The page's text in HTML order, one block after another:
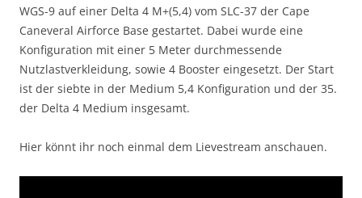
WGS-9 auf einer Delta 4 M+(5,4) vom SLC-37 der Cape
Caneveral Airforce Base gestartet. Dabei wurde eine
Konfiguration mit einer 5 Meter durchmessende
Nutzlastverkleidung, sowie 4 Booster eingesetzt. Der Start
ist der siebte in der Medium 5,4 Konfiguration und der 35.
der Delta 4 Medium insgesamt.
Hier könnt ihr noch einmal dem Lievestream anschauen.